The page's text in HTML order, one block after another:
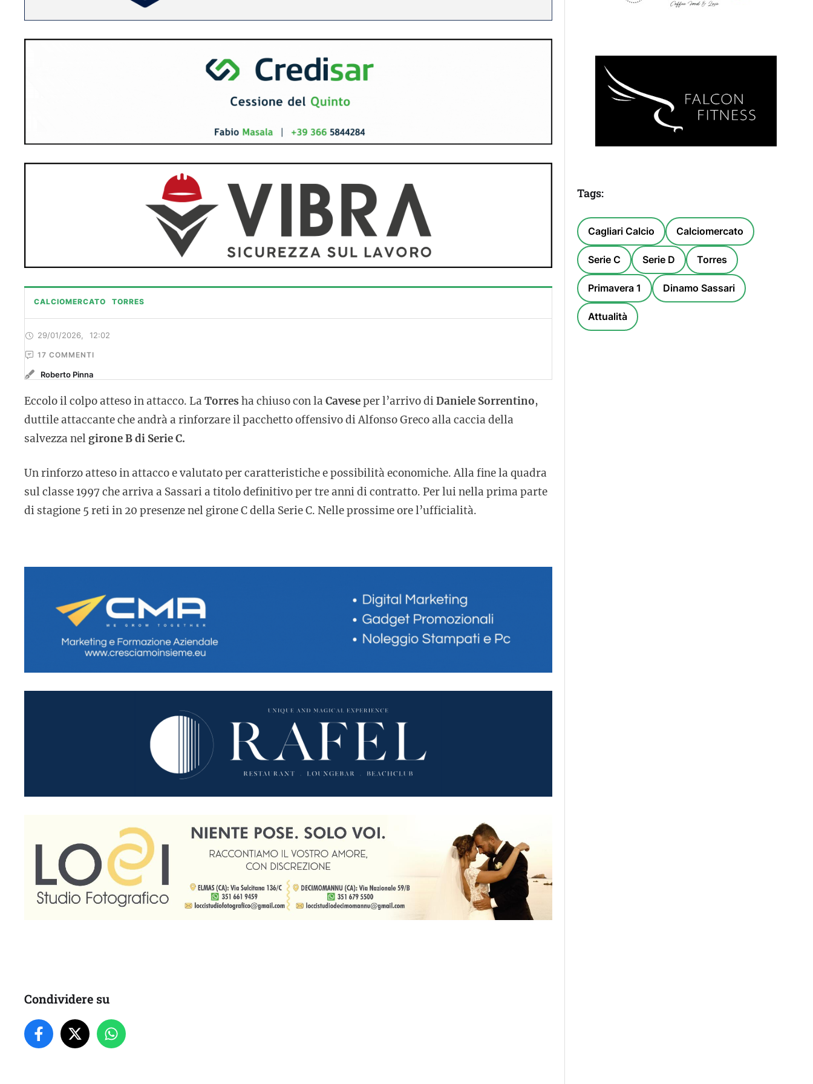
CALCIOMERCATO TORRES
29/01/2026, 12:02
17 COMMENTI
Roberto Pinna
Eccolo il colpo atteso in attacco. La Torres ha chiuso con la Caveseper l’arrivo diDaniele Sorrentino,
duttile attaccante che andrà a rinforzare il pacchetto offensivo di Alfonso Greco alla caccia della
salvezza nel girone B di Serie C.
Un rinforzo atteso in attacco e valutato per caratteristiche e possibilità economiche. Alla fine la quadra
sul classe 1997 che arriva a Sassari a titolo definitivo per tre anni di contratto. Per lui nella prima parte
di stagione 5 reti in 20 presenze nel girone C della Serie C. Nelle prossime ore l’ufficialità.
Condividere su
Tags:
Cagliari Calcio Calciomercato
Serie C Serie D Torres
Primavera 1 Dinamo Sassari
Attualità